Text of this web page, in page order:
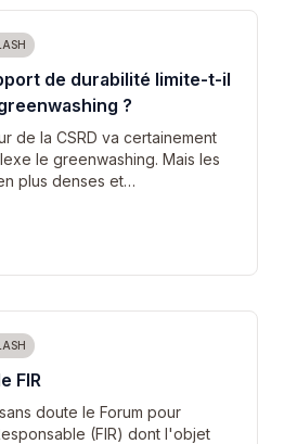
de durabilité limite-t-il
?
de la CSRD va certainement
le greenwashing. Mais les
plus denses et…
FIR
doute le Forum pour
(FIR) dont l'objet